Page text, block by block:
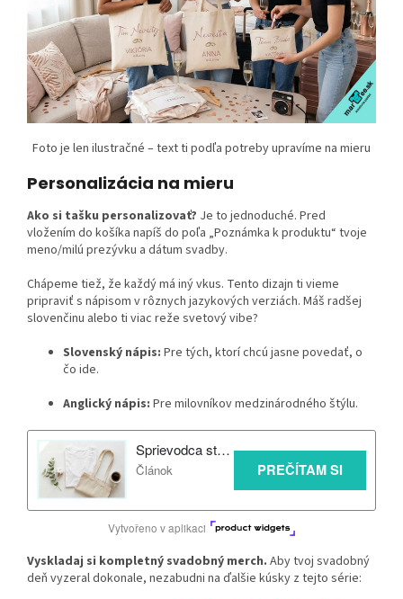
Foto je len ilustračné – text ti podľa potreby upravíme na mieru
Personalizácia na mieru
Ako si tašku personalizovať? Je to jednoduché. Pred
vložením do košíka napíš do poľa „Poznámka k produktu“ tvoje
meno/milú prezývku a dátum svadby.
Chápeme tiež, že každý má iný vkus. Tento dizajn ti vieme
pripraviť s nápisom v rôznych jazykových verziách. Máš radšej
slovenčinu alebo ti viac reže svetový vibe?
Slovenský nápis: Pre tých, ktorí chcú jasne povedať, o
čo ide.
Anglický nápis: Pre milovníkov medzinárodného štýlu.
Vyskladaj si kompletný svadobný merch. Aby tvoj svadobný
deň vyzeral dokonale, nezabudni na ďalšie kúsky z tejto série: